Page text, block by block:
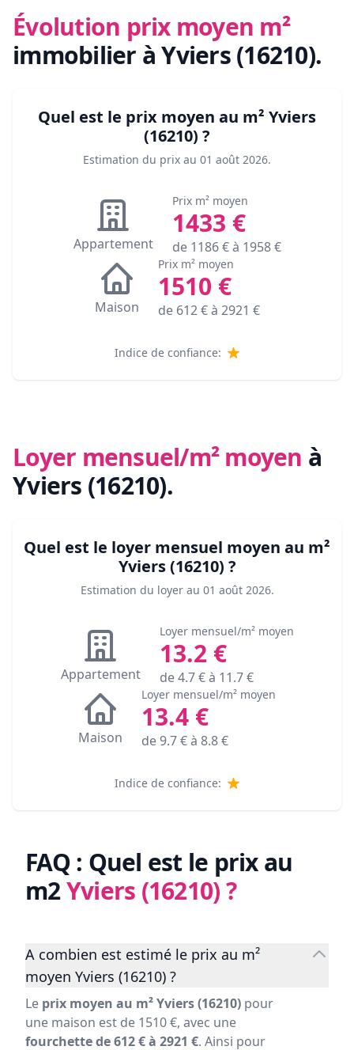
Évolution prix moyen m²
immobilier à Yviers (16210).
Quel est le prix moyen au m² Yviers
(16210) ?
Estimation du prix au 01 août 2026.
Appartement
Prix m² moyen
1433 €
de 1186€ à 1958€
Maison
Prix m² moyen
1510 €
de 612€ à 2921 €
Indice de confiance:
Loyer mensuel/m² moyen à
Yviers (16210).
Quel est le loyer mensuel moyen au m²
Yviers (16210) ?
Estimation du loyer au 01 août 2026.
Appartement
Loyer mensuel/m² moyen
13.2€
de4.7€ à 11.7€
Maison
Loyer mensuel/m² moyen
13.4 €
de9.7€ à 8.8€
Indice de confiance:
FAQ : Quel est le prix au
m2Yviers (16210)?
A combien est estimé le prix au m²
moyen Yviers (16210) ?
Le prix moyen au m² Yviers (16210) pour
une maison est de 1510 €, avec une
fourchette de 612 € à 2921 €. Ainsi pour